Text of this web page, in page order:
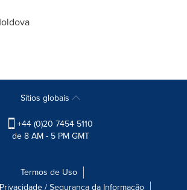
Sítios globais
+44 (0)20 7454 5110
de 8 AM - 5 PM GMT
Termos de Uso
/ Segurança da Informação